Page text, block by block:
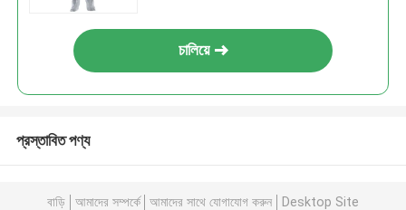
চালিয়ে
প্রস্তাবিত পণ্য
বাড়ি আমাদের সম্পর্কে আমাদের সাথে যোগাযোগ করুন Desktop Site